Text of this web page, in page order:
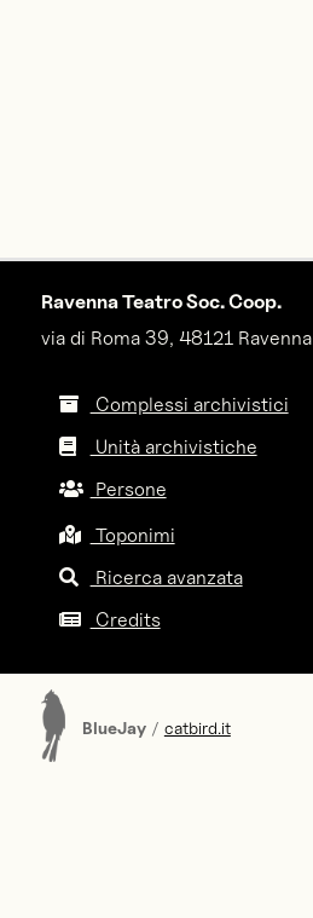
Ravenna Teatro Soc. Coop.
via di Roma 39, 48121 Ravenna
Complessi archivistici
Unità archivistiche
Persone
Toponimi
Ricerca avanzata
Credits
BlueJay/ catbird.it